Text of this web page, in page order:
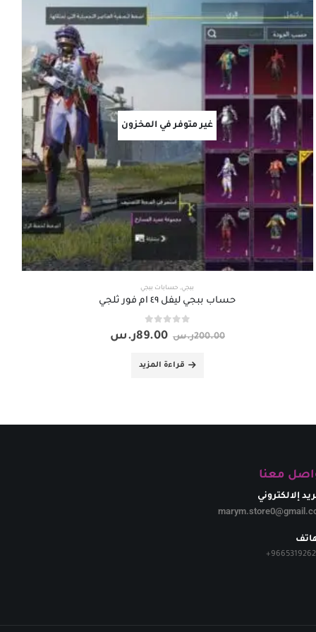
غير متوفر في المخزون
ببجي, حسابات ببجي
حساب ببجي ليفل ٤٩ ام فور ثلجي
200.00ر.س 89.00ر.س
قراءة المزيد
معنا
إلالكتروني
+